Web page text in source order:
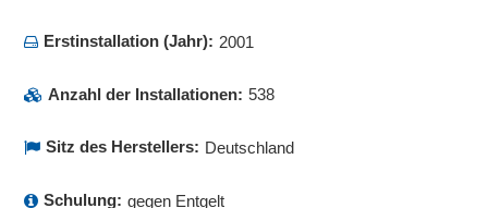
Erstinstallation (Jahr): 2001
Anzahl der Installationen: 538
Sitz des Herstellers: Deutschland
Schulung: gegen Entgelt